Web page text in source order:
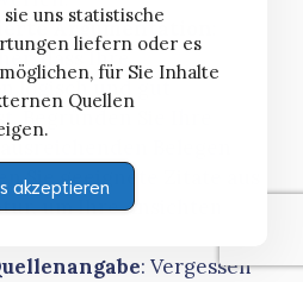
Argumentation
dass Ihre
logisch und gut
Begründen Sie Ihre
Belegen
Sie geeignete Zitate aus
um Ihre Ansichten zu
: Vergessen
uns statistische
liefern oder es
für Sie Inhalte
Quellen
akzeptieren